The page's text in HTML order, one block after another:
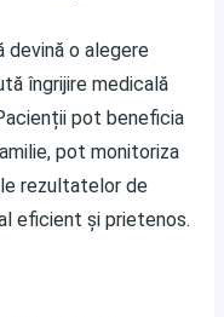
o alegere
îngrijire medicală
pot beneficia
pot monitoriza
rezultatelor de
eficient și prietenos.